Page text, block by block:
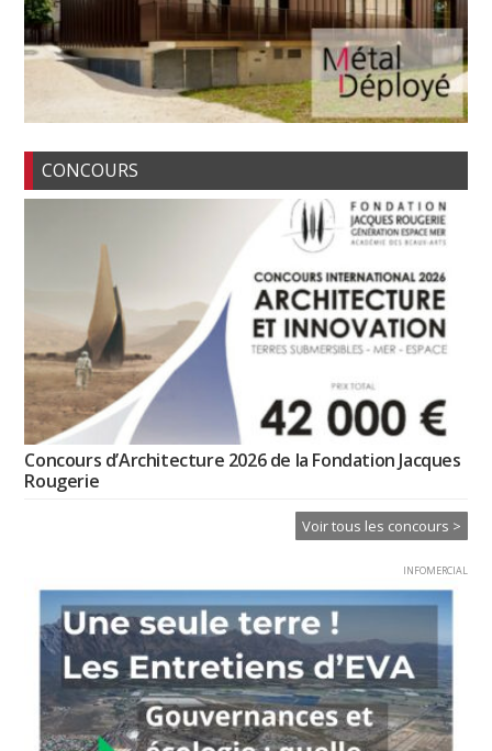
CONCOURS
Concours d’Architecture 2026 de la Fondation Jacques
Rougerie
Voir tous les concours >
INFOMERCIAL